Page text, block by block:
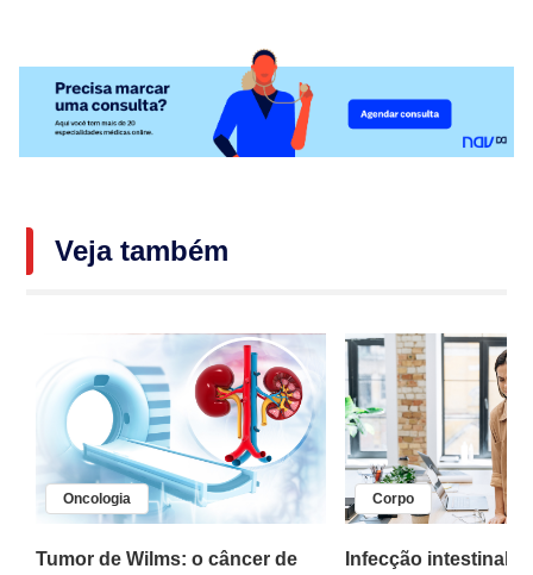
Veja também
Oncologia
Tumor de Wilms: o câncer de
Corpo
Infecção intestinal